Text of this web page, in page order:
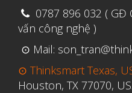
0787 896 032 ( GĐ
vấn công nghệ )
⊙ Mail:
⊙ Thinksmart Texas,
Houston, TX 77070, US.